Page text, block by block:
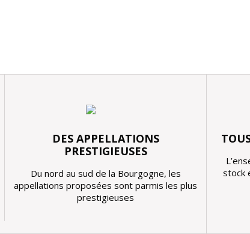
DES APPELLATIONS
PRESTIGIEUSES
Du nord au sud de la Bourgogne, les
appellations proposées sont parmis les plus
prestigieuses
stock